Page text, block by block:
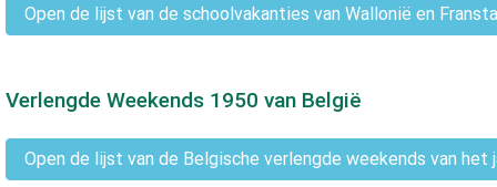
Open de lijst van de schoolvakanties van Wallonië en
Verlengde Weekends 1950 van België
Open de lijst van de Belgische verlengde weekends van het